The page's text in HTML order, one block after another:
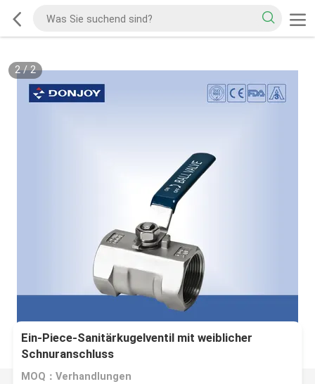
2/2
Ein-Piece-Sanitärkugelventil mit weiblicher
Schnuranschluss
MOQ：Verhandlungen